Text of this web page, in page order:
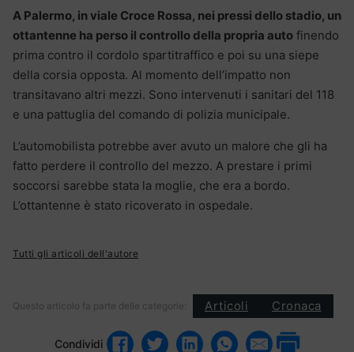
A Palermo, in viale Croce Rossa, nei pressi dello stadio, un
ottantenne ha perso il controllo della propria auto finendo
prima contro il cordolo spartitraffico e poi su una siepe
della corsia opposta. Al momento dell’impatto non
transitavano altri mezzi. Sono intervenuti i sanitari del 118
e una pattuglia del comando di polizia municipale.
L’automobilista potrebbe aver avuto un malore che gli ha
fatto perdere il controllo del mezzo. A prestare i primi
soccorsi sarebbe stata la moglie, che era a bordo.
L’ottantenne è stato ricoverato in ospedale.
Tutti gli articoli dell'autore
Questo articolo fa parte delle categorie: Articoli Cronaca
Condividi